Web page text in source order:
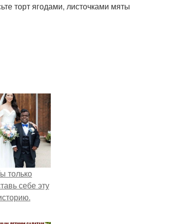
торт ягодами, листочками мяты
только
себе эту